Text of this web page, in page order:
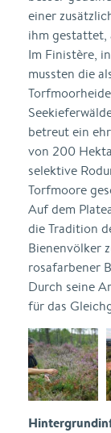
einer
ihm gestattet,
Im Finistère,
mussten die
betreut ein
von 200
selektive
Torfmoore
Auf dem
die Tradition
Bienenvölker
rosafarbener
Durch seine
für das